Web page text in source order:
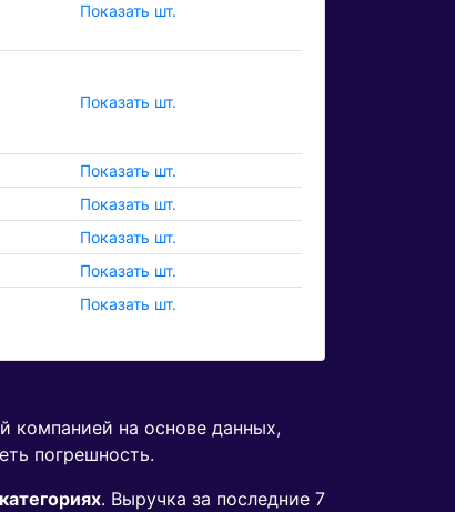
Показать шт.
Показать шт.
Показать шт.
Показать шт.
Показать шт.
Показать шт.
Показать шт.
компанией на основе данных,
погрешность.
. Выручка за последние 7